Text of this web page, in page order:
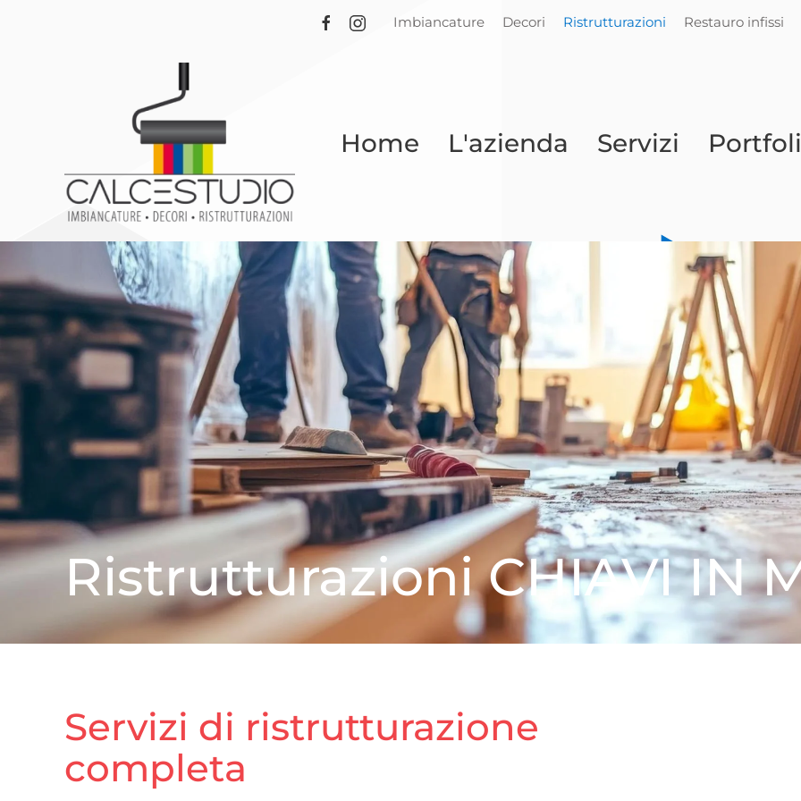
Imbiancature Decori Ristrutturazioni Restauro infissi
Home L'azienda Servizi
Ristrutturazioni CHIAVI IN
Servizi di ristrutturazione
completa